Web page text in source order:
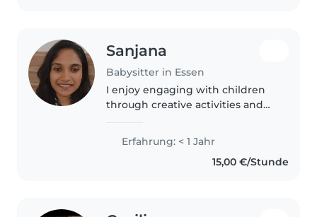
Sanjana
Babysitter in Essen
I enjoy engaging with children
through creative activities and
approach, I can care for toddlers,
preschoolers, babies, and
younger kids. My background in
Erfahrung: < 1 Jahr
15,00 €/Stunde